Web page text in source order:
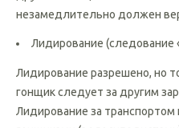
дистанцию и не давать
другими гонщиками. После
незамедлительно должен
Лидирование (следование
Лидирование разрешено, но
гонщик следует за другим